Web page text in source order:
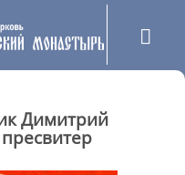
Димитрий